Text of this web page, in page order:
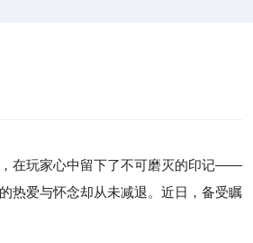
在玩家心中留下了不可磨灭的印记——
热爱与怀念却从未减退。近日，备受瞩